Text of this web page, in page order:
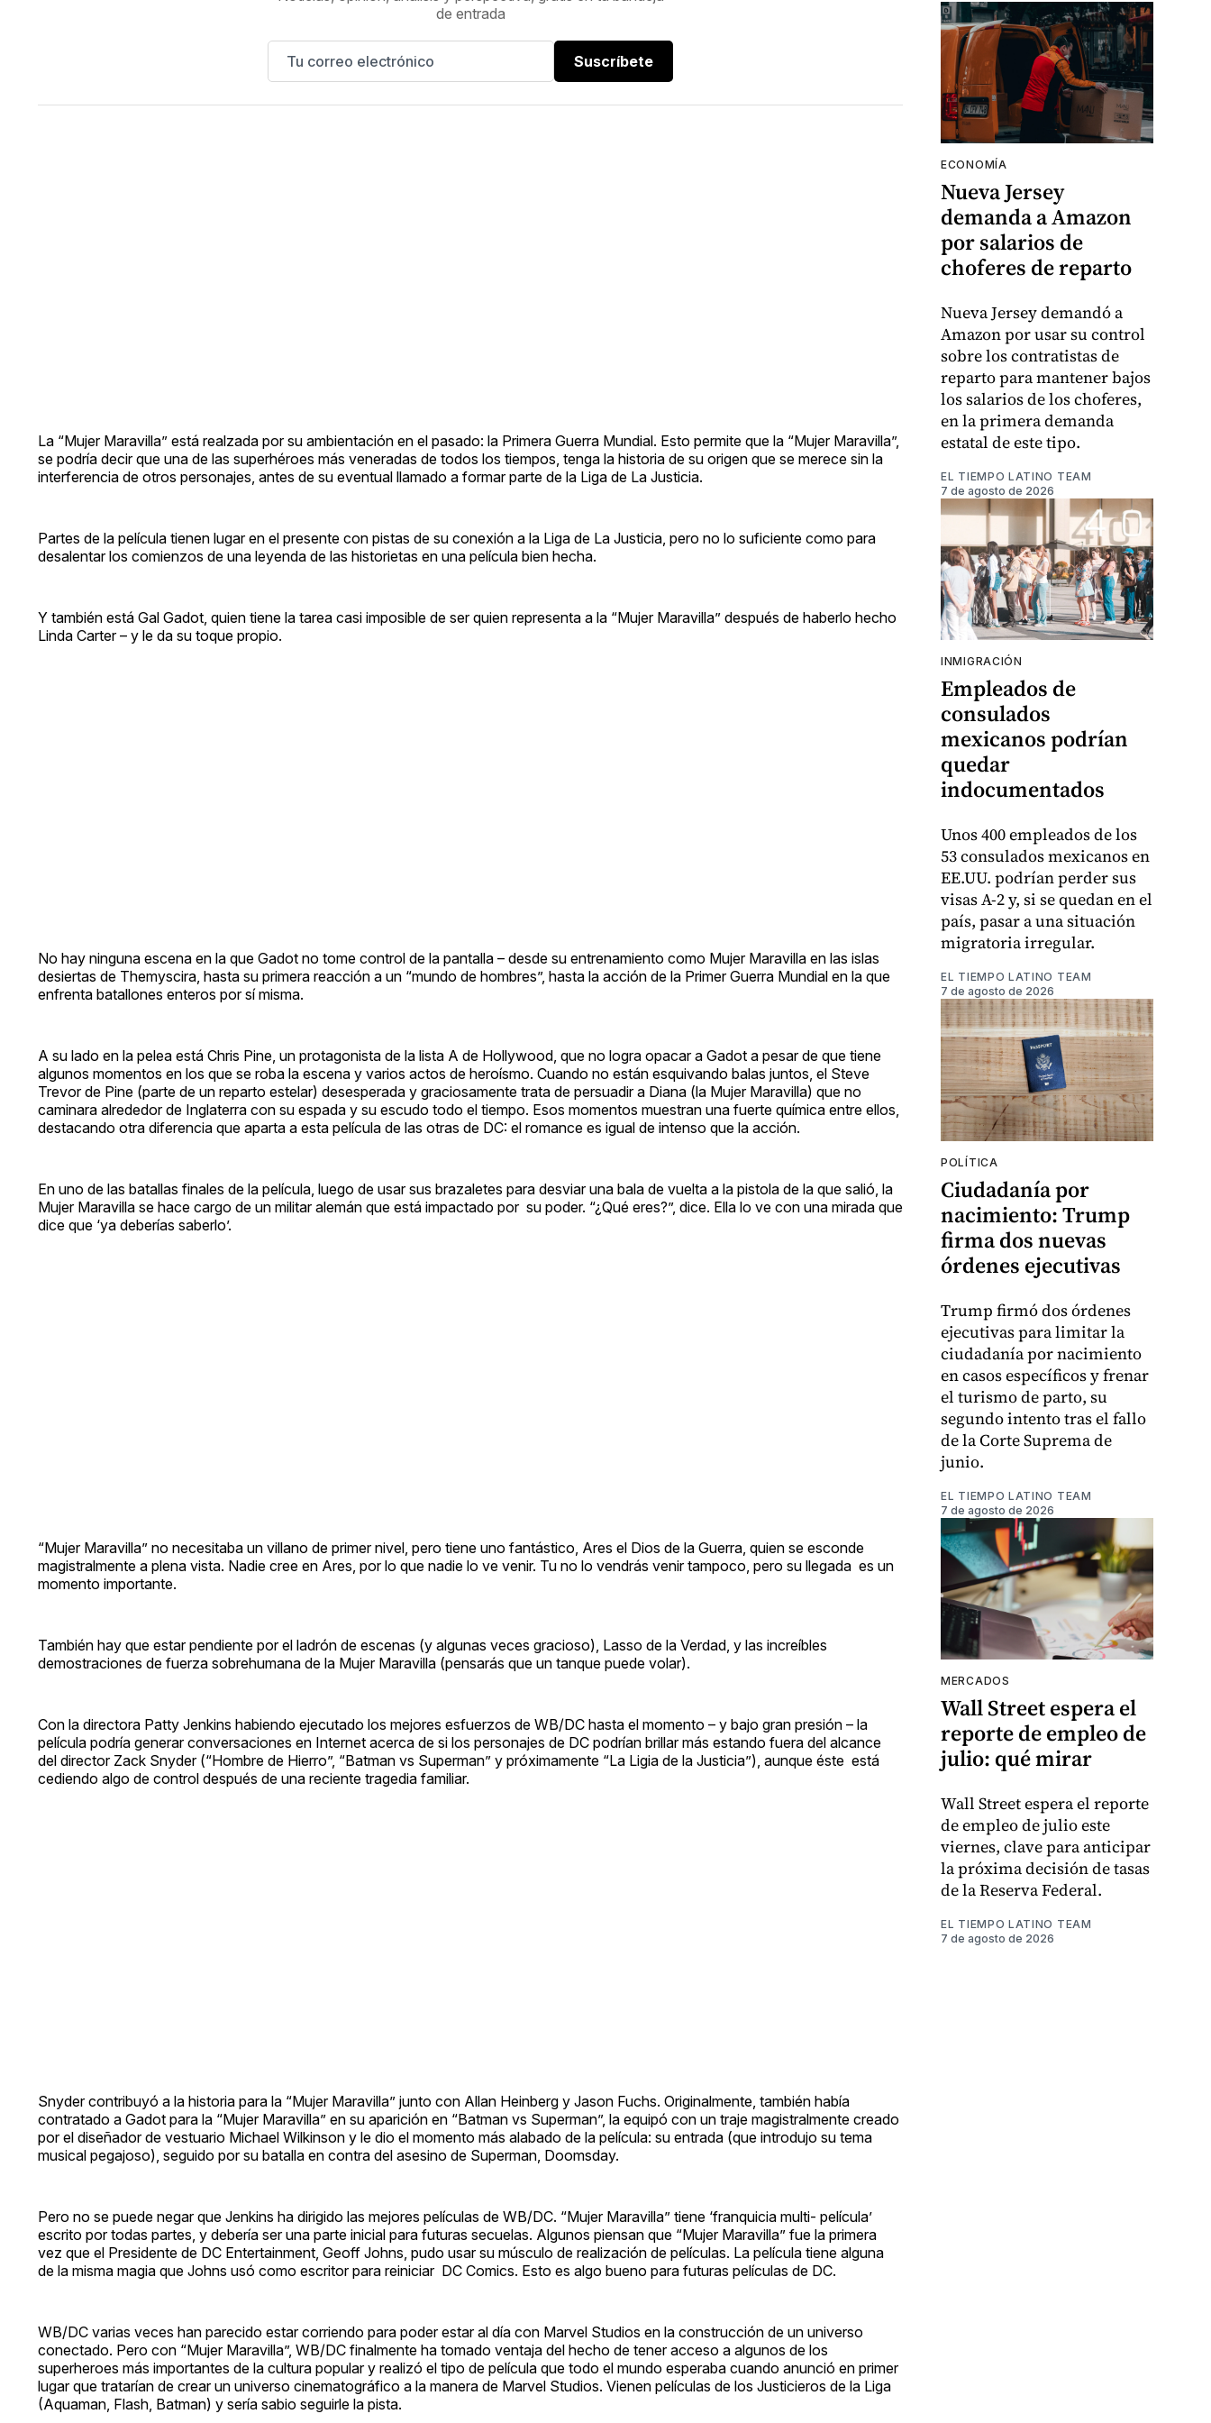
de entrada
Suscríbete
La “Mujer Maravilla” está realzada por su ambientación en el pasado: la Primera Guerra Mundial. Esto permite que la “Mujer Maravilla”,
se podría decir que una de las superhéroes más veneradas de todos los tiempos, tenga la historia de su origen que se merece sin la
interferencia de otros personajes, antes de su eventual llamado a formar parte de la Liga de La Justicia.
Partes de la película tienen lugar en el presente con pistas de su conexión a la Liga de La Justicia, pero no lo suficiente como para
desalentar los comienzos de una leyenda de las historietas en una película bien hecha.
Y también está Gal Gadot, quien tiene la tarea casi imposible de ser quien representa a la “Mujer Maravilla” después de haberlo hecho
Linda Carter – y le da su toque propio.
No hay ninguna escena en la que Gadot no tome control de la pantalla – desde su entrenamiento como Mujer Maravilla en las islas
desiertas de Themyscira, hasta su primera reacción a un “mundo de hombres”, hasta la acción de la Primer Guerra Mundial en la que
enfrenta batallones enteros por sí misma.
A su lado en la pelea está Chris Pine, un protagonista de la lista A de Hollywood, que no logra opacar a Gadot a pesar de que tiene
algunos momentos en los que se roba la escena y varios actos de heroísmo. Cuando no están esquivando balas juntos, el Steve
Trevor de Pine (parte de un reparto estelar) desesperada y graciosamente trata de persuadir a Diana (la Mujer Maravilla) que no
caminara alrededor de Inglaterra con su espada y su escudo todo el tiempo. Esos momentos muestran una fuerte química entre ellos,
destacando otra diferencia que aparta a esta película de las otras de DC: el romance es igual de intenso que la acción.
En uno de las batallas finales de la película, luego de usar sus brazaletes para desviar una bala de vuelta a la pistola de la que salió, la
Mujer Maravilla se hace cargo de un militar alemán que está impactado por su poder. “¿Qué eres?”, dice. Ella lo ve con una mirada que
dice que ‘ya deberías saberlo’.
“Mujer Maravilla” no necesitaba un villano de primer nivel, pero tiene uno fantástico, Ares el Dios de la Guerra, quien se esconde
magistralmente a plena vista. Nadie cree en Ares, por lo que nadie lo ve venir. Tu no lo vendrás venir tampoco, pero su llegada es un
momento importante.
También hay que estar pendiente por el ladrón de escenas (y algunas veces gracioso), Lasso de la Verdad, y las increíbles
demostraciones de fuerza sobrehumana de la Mujer Maravilla (pensarás que un tanque puede volar).
Con la directora Patty Jenkins habiendo ejecutado los mejores esfuerzos de WB/DC hasta el momento – y bajo gran presión – la
película podría generar conversaciones en Internet acerca de si los personajes de DC podrían brillar más estando fuera del alcance
del director Zack Snyder (“Hombre de Hierro”, “Batman vs Superman” y próximamente “La Ligia de la Justicia”), aunque éste está
cediendo algo de control después de una reciente tragedia familiar.
Snyder contribuyó a la historia para la “Mujer Maravilla” junto con Allan Heinberg y Jason Fuchs. Originalmente, también había
contratado a Gadot para la “Mujer Maravilla” en su aparición en “Batman vs Superman”, la equipó con un traje magistralmente creado
por el diseñador de vestuario Michael Wilkinson y le dio el momento más alabado de la película: su entrada (que introdujo su tema
musical pegajoso), seguido por su batalla en contra del asesino de Superman, Doomsday.
Pero no se puede negar que Jenkins ha dirigido las mejores películas de WB/DC. “Mujer Maravilla” tiene ‘franquicia multi- película’
escrito por todas partes, y debería ser una parte inicial para futuras secuelas. Algunos piensan que “Mujer Maravilla” fue la primera
vez que el Presidente de DC Entertainment, Geoff Johns, pudo usar su músculo de realización de películas. La película tiene alguna
de la misma magia que Johns usó como escritor para reiniciar DC Comics. Esto es algo bueno para futuras películas de DC.
WB/DC varias veces han parecido estar corriendo para poder estar al día con Marvel Studios en la construcción de un universo
conectado. Pero con “Mujer Maravilla”, WB/DC finalmente ha tomado ventaja del hecho de tener acceso a algunos de los
superheroes más importantes de la cultura popular y realizó el tipo de película que todo el mundo esperaba cuando anunció en primer
lugar que tratarían de crear un universo cinematográfico a la manera de Marvel Studios. Vienen películas de los Justicieros de la Liga
(Aquaman, Flash, Batman) y sería sabio seguirle la pista.
ECONOMÍA
Nueva Jersey
demanda a Amazon
por salarios de
choferes de reparto
Nueva Jersey demandó a
Amazon por usar su control
sobre los contratistas de
reparto para mantener bajos
los salarios de los choferes,
en la primera demanda
estatal de este tipo.
EL TIEMPO LATINO TEAM
7 de agosto de 2026
INMIGRACIÓN
Empleados de
consulados
mexicanos podrían
quedar
indocumentados
Unos 400 empleados de los
53 consulados mexicanos en
EE.UU. podrían perder sus
visas A-2 y, si se quedan en el
país, pasar a una situación
migratoria irregular.
EL TIEMPO LATINO TEAM
7 de agosto de 2026
POLÍTICA
Ciudadanía por
nacimiento: Trump
firma dos nuevas
órdenes ejecutivas
Trump firmó dos órdenes
ejecutivas para limitar la
ciudadanía por nacimiento
en casos específicos y frenar
el turismo de parto, su
segundo intento tras el fallo
de la Corte Suprema de
junio.
EL TIEMPO LATINO TEAM
7 de agosto de 2026
MERCADOS
Wall Street espera el
reporte de empleo de
julio: qué mirar
Wall Street espera el reporte
de empleo de julio este
viernes, clave para anticipar
la próxima decisión de tasas
de la Reserva Federal.
EL TIEMPO LATINO TEAM
7 de agosto de 2026